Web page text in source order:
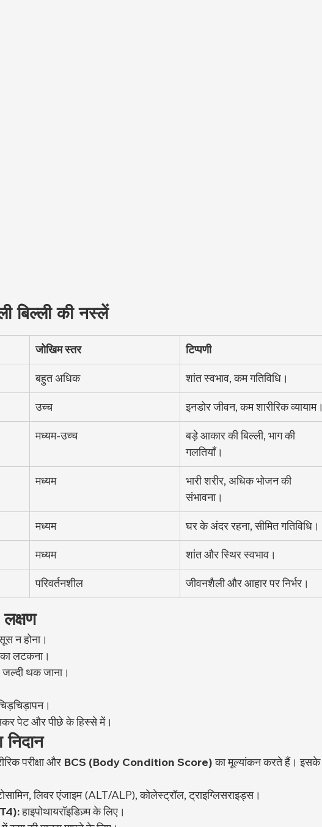
बिल्ली की नस्लें
जोखिम स्तर टिप्पणी
बहुत अधिक शांत स्वभाव, कम गतिविधि।
उच्च इनडोर जीवन, कम शारीरिक व्यायाम।
मध्यम-उच्च
बड़े आकार की बिल्ली, भाग की
गलतियाँ।
मध्यम
भारी शरीर, अधिक भोजन की
संभावना।
मध्यम घर के अंदर रहना, सीमित गतिविधि।
मध्यम शांत और स्थिर स्वभाव।
परिवर्तनशील जीवनशैली और आहार पर निर्भर।
न होना।
का लटकना।
थक जाना।
पेट और पीछे के हिस्से में।
निदान
परीक्षा और BCS (Body Condition Score) का मूल्यांकन करते हैं। इसके
लिवर एंजाइम (ALT/ALP), कोलेस्ट्रॉल, ट्राइग्लिसराइड्स।
हाइपोथायरॉइडिज़्म के लिए।